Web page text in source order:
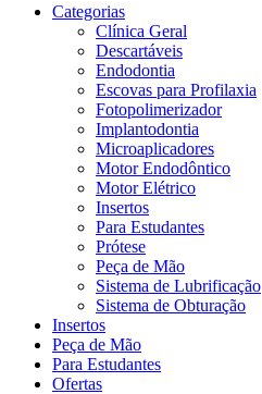
Categorias
Clínica Geral
Descartáveis
Endodontia
Escovas para Profilaxia
Fotopolimerizador
Implantodontia
Microaplicadores
Motor Endodôntico
Motor Elétrico
Insertos
Para Estudantes
Prótese
Peça de Mão
Sistema de Lubrificação
Sistema de Obturação
Insertos
Peça de Mão
Para Estudantes
Ofertas